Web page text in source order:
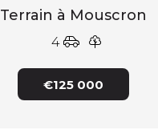
Terrain à Mouscron
4
€125 000